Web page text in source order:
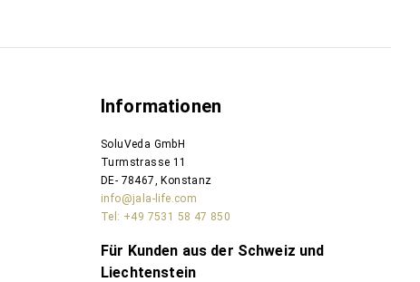
Informationen
SoluVeda GmbH
Turmstrasse 11
DE- 78467, Konstanz
info@jala-life.com
Tel: +49 7531 58 47 850
Für Kunden aus der Schweiz und
Liechtenstein